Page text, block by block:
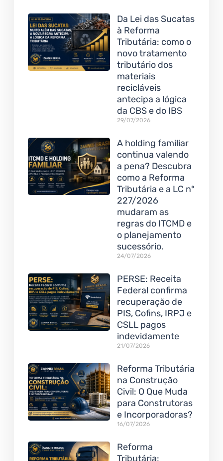
Da Lei das Sucatas
à Reforma
Tributária: como o
novo tratamento
tributário dos
materiais
recicláveis
antecipa a lógica
da CBS e do IBS
29/07/2026
A holding familiar
continua valendo
a pena? Descubra
como a Reforma
Tributária e a LC nº
227/2026
mudaram as
regras do ITCMD e
o planejamento
sucessório.
24/07/2026
PERSE: Receita
Federal confirma
recuperação de
PIS, Cofins, IRPJ e
CSLL pagos
indevidamente
21/07/2026
Reforma Tributária
na Construção
Civil: O Que Muda
para Construtoras
e Incorporadoras?
16/07/2026
Reforma
Tributária: